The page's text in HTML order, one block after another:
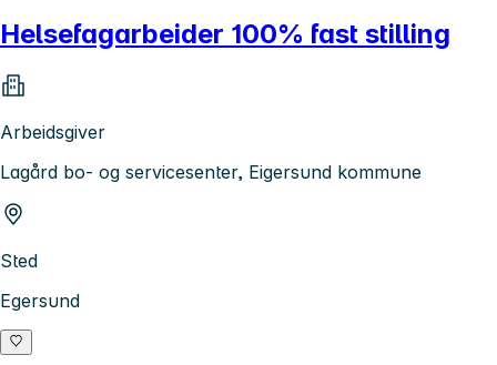
Helsefagarbeider 100% fast stilling
Arbeidsgiver
Lagård bo- og servicesenter, Eigersund kommune
Sted
Egersund